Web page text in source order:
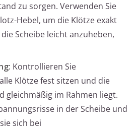
zu sorgen. Verwenden Sie
Hebel, um die Klötze exakt
Scheibe leicht anzuheben,
Kontrollieren Sie
Klötze fest sitzen und die
gleichmäßig im Rahmen liegt.
in der Scheibe und
sich bei